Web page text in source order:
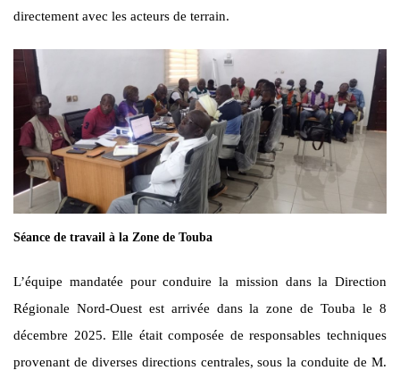
directement avec les acteurs de terrain.
Séance de travail à la Zone de Touba
L’équipe mandatée pour conduire la mission dans la Direction
Régionale Nord-Ouest est arrivée dans la zone de Touba le 8
décembre 2025. Elle était composée de responsables techniques
provenant de diverses directions centrales, sous la conduite de M.